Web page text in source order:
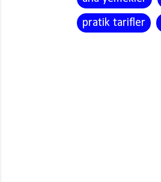
pratik tarifler